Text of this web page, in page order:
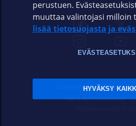
Sopimusehdot Tietosuoja
Sääntelyviranomaiset
perustuen.
muuttaa valintojasi milloin
lisää tietosuojasta ja
HYVÄKSY KAIKKI